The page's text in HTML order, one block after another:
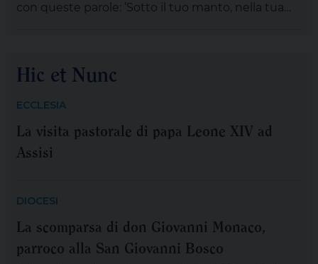
con queste parole: ‘Sotto il tuo manto, nella tua
Grazie, compatrona di Torricella. Abbiamo certezza
tanta sofferenza e […]
Hic et Nunc
ECCLESIA
La visita pastorale di papa Leone XIV ad
Assisi
DIOCESI
La scomparsa di don Giovanni Monaco,
parroco alla San Giovanni Bosco